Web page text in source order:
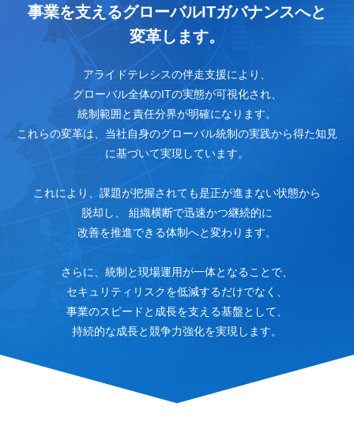
事業を支えるグローバルITガバナンスへと
変革します。
アライドテレシスの伴走支援により、
グローバル全体のITの実態が可視化され、
統制範囲と責任分界が明確になります。
これらの変革は、当社自身のグローバル統制の実践から得た知見
に基づいて実現しています。
これにより、課題が把握されても是正が進まない状態から
脱却し、
組織横断で迅速かつ継続的に
改善を推進できる体制へと変わります。
さらに、統制と現場運用が一体となることで、
セキュリティリスクを低減するだけでなく、
事業のスピードと成長を支える基盤として、
持続的な成長と競争力強化を実現します。